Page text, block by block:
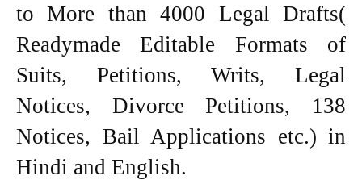
to More than 4000 Legal Drafts(
Readymade Editable Formats of
Suits, Petitions, Writs, Legal
Notices, Divorce Petitions, 138
Notices, Bail Applications etc.) in
Hindi and English.